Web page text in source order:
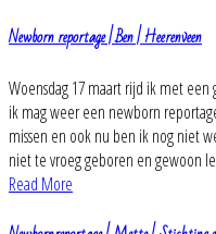
Newborn reportage | Ben | Heerenveen
Woensdag 17 maart rijd ik met
ik mag weer een newborn
missen en ook nu ben ik nog niet
niet te vroeg geboren en gewoon
Read More